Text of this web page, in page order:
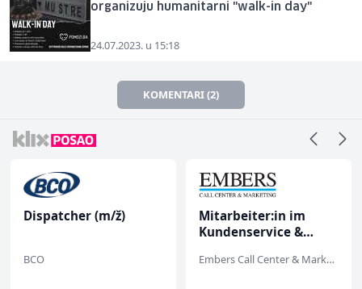
organizuju humanitarni "walk-in day"
24.07.2023. u 15:18
KOMENTARI (2)
Dispatcher (m/ž)
BCO
Mitarbeiter:in im
Kundenservice &
Embers Call Center & Marketing